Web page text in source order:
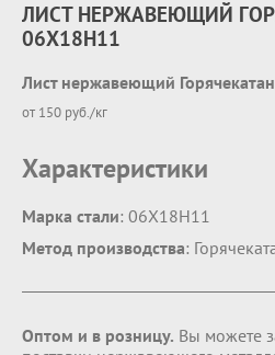
ЛИСТ НЕРЖАВЕЮЩИЙ
06X18H11
Лист нержавеющий
от 150 руб./кг
Характеристики
Марка стали: 06X18H11
Метод производства:
Оптом и в розницу. Вы можете